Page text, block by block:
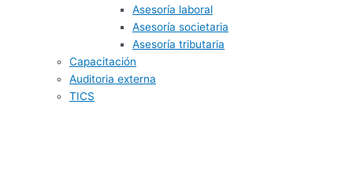
Asesoría laboral
Asesoría societaria
Asesoría tributaria
Capacitación
Auditoria externa
TICS